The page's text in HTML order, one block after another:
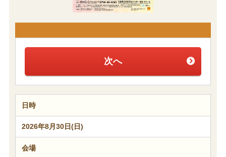
次へ
日時
2026年8月30日(日)
会場